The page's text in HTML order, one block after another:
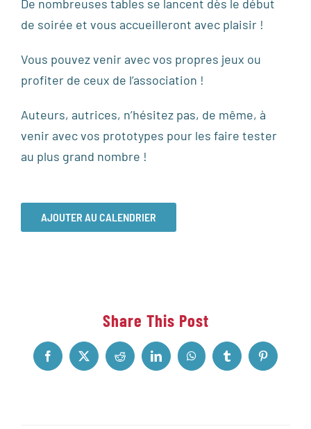
De nombreuses tables se lancent dès le début
de soirée et vous accueilleront avec plaisir !
Vous pouvez venir avec vos propres jeux ou
profiter de ceux de l’association !
Auteurs, autrices, n’hésitez pas, de même, à
venir avec vos prototypes pour les faire tester
au plus grand nombre !
AJOUTER AU CALENDRIER
Share This Post
Facebook
X Reddit LinkedInWhatsAppTumblr Pinterest